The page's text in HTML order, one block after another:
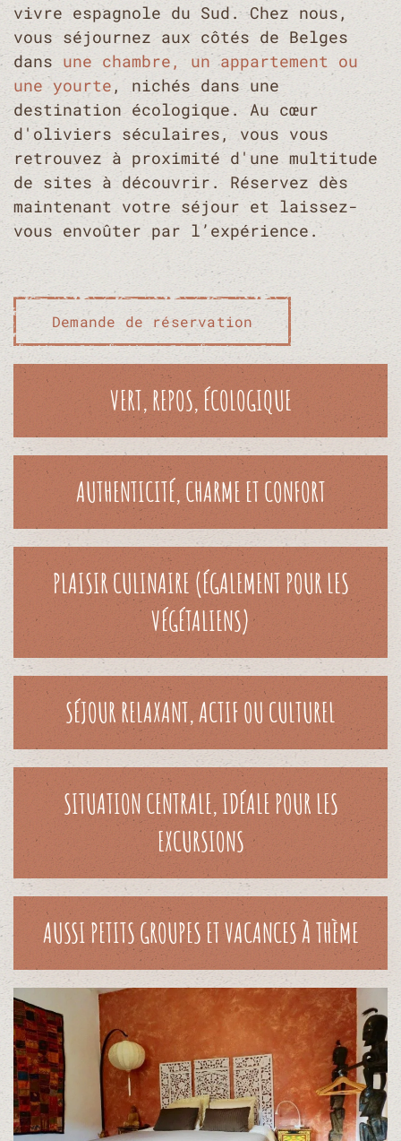
vivre espagnole du Sud. Chez nous,
vous séjournez aux côtés de Belges
dans une chambre, un appartement ou
une yourte , nichés dans une
destination écologique. Au cœur
d'oliviers séculaires, vous vous
retrouvez à proximité d'une multitude
de sites à découvrir. Réservez dès
maintenant votre séjour et laissez-
vous envoûter par l’expérience.
Demande de réservation
VERT, REPOS, ÉCOLOGIQUE
AUTHENTICITÉ, CHARME ET CONFORT
PLAISIR CULINAIRE (ÉGALEMENT POUR LES
VÉGÉTALIENS)
SÉJOUR RELAXANT, ACTIF OU CULTUREL
SITUATION CENTRALE, IDÉALE POUR LES
EXCURSIONS
AUSSI PETITS GROUPES ET VACANCES À THÈME